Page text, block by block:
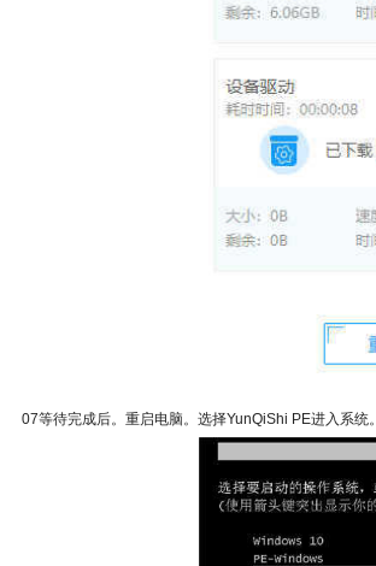
07等待完成后。重启电脑。选择YunQiShi PE进入系统。